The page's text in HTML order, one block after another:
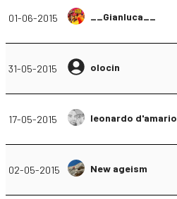
01-06-2015 __Gianluca__
31-05-2015 olocin
17-05-2015 leonardo d'amario
02-05-2015 New ageism